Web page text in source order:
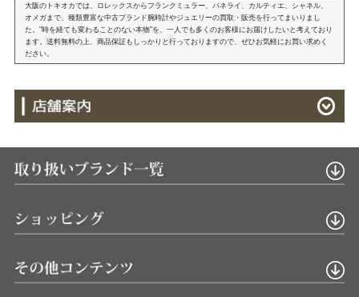
大阪のトキオカでは、ロレックスからフランクミュラー、パネライ、カルティエ、シャネル、
オメガまで、種類豊富な中古ブランド腕時計やジュエリーの買取・販売を行ってまいりまし
た。"時を経ても変わることのない本物"を、一人でも多くのお客様にお届けしたいと考えており
ます。送料無料の上、商品保証もしっかりと行っておりますので、ぜひお気軽にお買い求めく
ださい。